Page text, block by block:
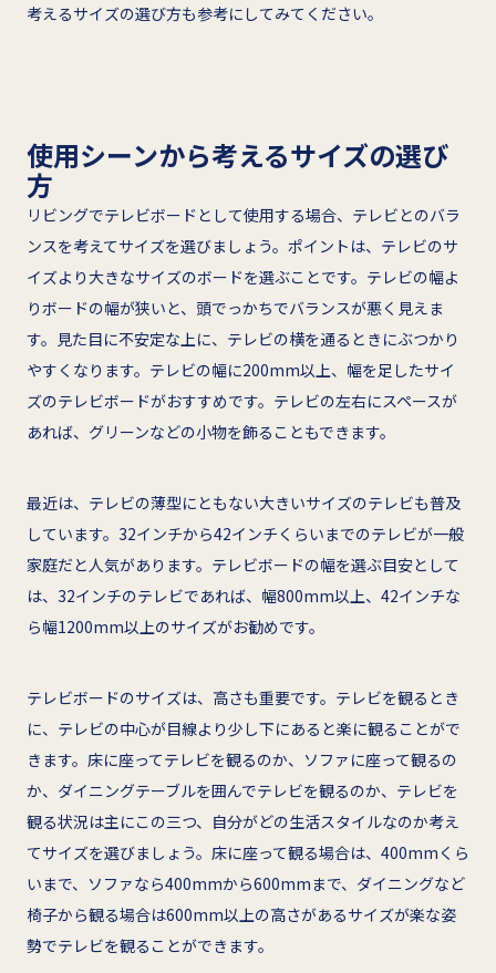
考えるサイズの選び方も参考にしてみてください。
使用シーンから考えるサイズの選び
方
リビングでテレビボードとして使用する場合、テレビとのバラ
ンスを考えてサイズを選びましょう。ポイントは、テレビのサ
イズより大きなサイズのボードを選ぶことです。テレビの幅よ
りボードの幅が狭いと、頭でっかちでバランスが悪く見えま
す。見た目に不安定な上に、テレビの横を通るときにぶつかり
やすくなります。テレビの幅に200mm以上、幅を足したサイ
ズのテレビボードがおすすめです。テレビの左右にスペースが
あれば、グリーンなどの小物を飾ることもできます。
最近は、テレビの薄型にともない大きいサイズのテレビも普及
しています。32インチから42インチくらいまでのテレビが一般
家庭だと人気があります。テレビボードの幅を選ぶ目安として
は、32インチのテレビであれば、幅800mm以上、42インチな
ら幅1200mm以上のサイズがお勧めです。
テレビボードのサイズは、高さも重要です。テレビを観るとき
に、テレビの中心が目線より少し下にあると楽に観ることがで
きます。床に座ってテレビを観るのか、ソファに座って観るの
か、ダイニングテーブルを囲んでテレビを観るのか、テレビを
観る状況は主にこの三つ、自分がどの生活スタイルなのか考え
てサイズを選びましょう。床に座って観る場合は、400mmくら
いまで、ソファなら400mmから600mmまで、ダイニングなど
椅子から観る場合は600mm以上の高さがあるサイズが楽な姿
勢でテレビを観ることができます。